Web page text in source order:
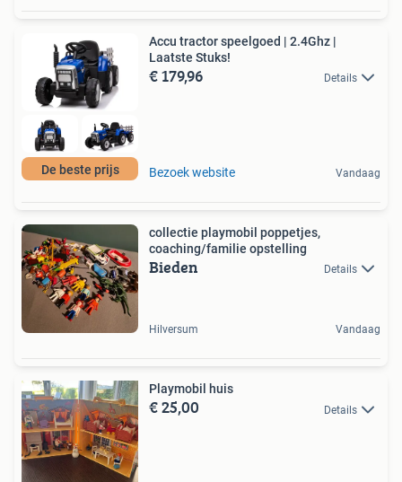
De beste prijs
Accu tractor speelgoed | 2.4Ghz |
Laatste Stuks!
€ 179,96 Details
Bezoek website Vandaag
collectie playmobil poppetjes,
coaching/familie opstelling
Bieden Details
Hilversum Vandaag
Playmobil huis
€ 25,00 Details